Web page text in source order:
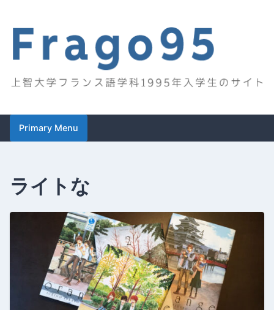
content
Frago95
Primary Menu
ライトな